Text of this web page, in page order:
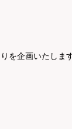
を企画いたしま